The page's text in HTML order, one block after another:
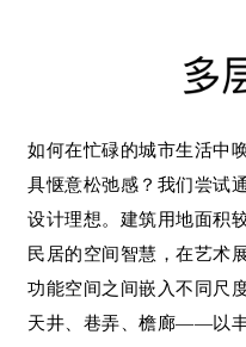
如何在忙碌的城市生活中
具惬意松弛感？我们尝试
设计理想。建筑用地面积
民居的空间智慧，在艺术
功能空间之间嵌入不同尺
天井、巷弄、檐廊——以